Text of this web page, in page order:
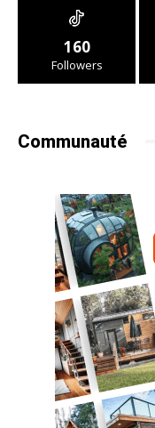
160
Followers
Communauté